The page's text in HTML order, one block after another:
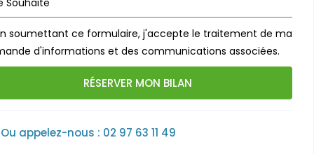
soumettant ce formulaire, j'accepte le traitement de ma
d'informations et des communications associées.
RÉSERVER MON BILAN
Ou appelez-nous : 02 97 63 11 49